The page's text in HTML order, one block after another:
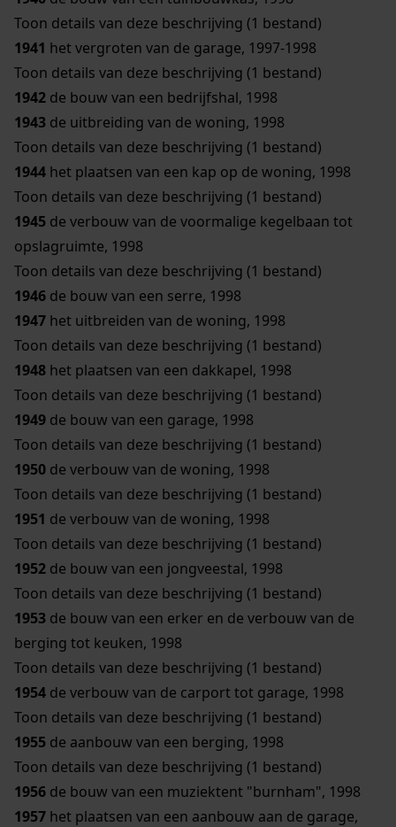
Toon details van deze beschrijving (1 bestand)
1941 het vergroten van de garage, 1997-1998
Toon details van deze beschrijving (1 bestand)
1942 de bouw van een bedrijfshal, 1998
1943 de uitbreiding van de woning, 1998
Toon details van deze beschrijving (1 bestand)
1944 het plaatsen van een kap op de woning, 1998
Toon details van deze beschrijving (1 bestand)
1945 de verbouw van de voormalige kegelbaan tot
opslagruimte, 1998
Toon details van deze beschrijving (1 bestand)
1946 de bouw van een serre, 1998
1947 het uitbreiden van de woning, 1998
Toon details van deze beschrijving (1 bestand)
1948 het plaatsen van een dakkapel, 1998
Toon details van deze beschrijving (1 bestand)
1949 de bouw van een garage, 1998
Toon details van deze beschrijving (1 bestand)
1950 de verbouw van de woning, 1998
Toon details van deze beschrijving (1 bestand)
1951 de verbouw van de woning, 1998
Toon details van deze beschrijving (1 bestand)
1952 de bouw van een jongveestal, 1998
Toon details van deze beschrijving (1 bestand)
1953 de bouw van een erker en de verbouw van de
berging tot keuken, 1998
Toon details van deze beschrijving (1 bestand)
1954 de verbouw van de carport tot garage, 1998
Toon details van deze beschrijving (1 bestand)
1955 de aanbouw van een berging, 1998
Toon details van deze beschrijving (1 bestand)
1956 de bouw van een muziektent "burnham", 1998
1957 het plaatsen van een aanbouw aan de garage,